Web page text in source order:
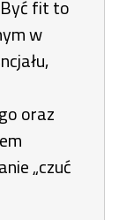
fit to
w
oraz
„czuć